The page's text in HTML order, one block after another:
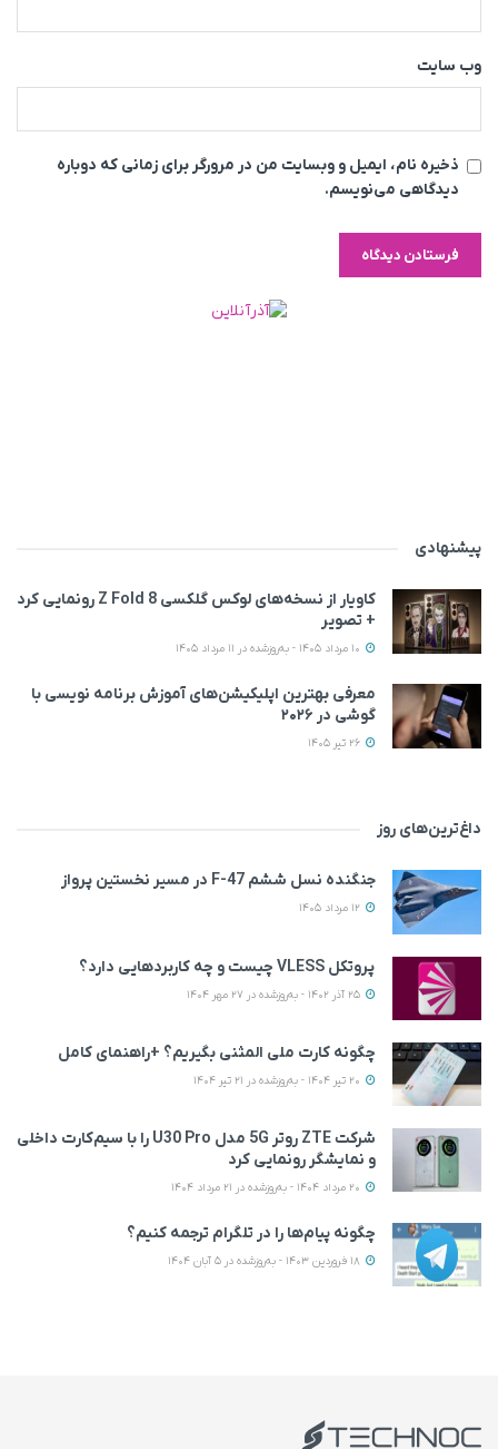
وب‌ سایت
ذخیره نام، ایمیل و وبسایت من در مرورگر برای زمانی که دوباره
دیدگاهی می‌نویسم.
پیشنهادی
کاویار از نسخه‌های لوکس گلکسی Z Fold 8 رونمایی کرد
+ تصویر
معرفی بهترین اپلیکیشن‌های آموزش برنامه نویسی با
گوشی در ۲۰۲۶
داغ‌ترین‌های روز
جنگنده نسل ششم F-47 در مسیر نخستین پرواز
پروتکل VLESS چیست و چه کاربردهایی دارد؟
چگونه کارت ملی المثنی بگیریم؟ +راهنمای کامل
شرکت ZTE روتر 5G مدل U30 Pro را با سیم‌کارت داخلی
و نمایشگر رونمایی کرد
چگونه پیام‌ها را در تلگرام ترجمه کنیم؟